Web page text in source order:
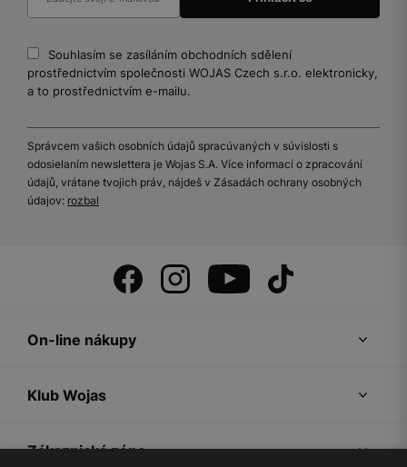
Souhlasím se zasíláním obchodních sdělení
prostřednictvím společnosti WOJAS Czech s.r.o. elektronicky,
a to prostřednictvím e-mailu.
Správcem vašich osobních údajů spracúvaných v súvislosti s
odosielaním newslettera je Wojas S.A. Více informací o zpracování
údajů, vrátane tvojich práv, nájdeš v Zásadách ochrany osobných
údajov: rozbal
On-line nákupy
Klub Wojas
Zákaznická zóna